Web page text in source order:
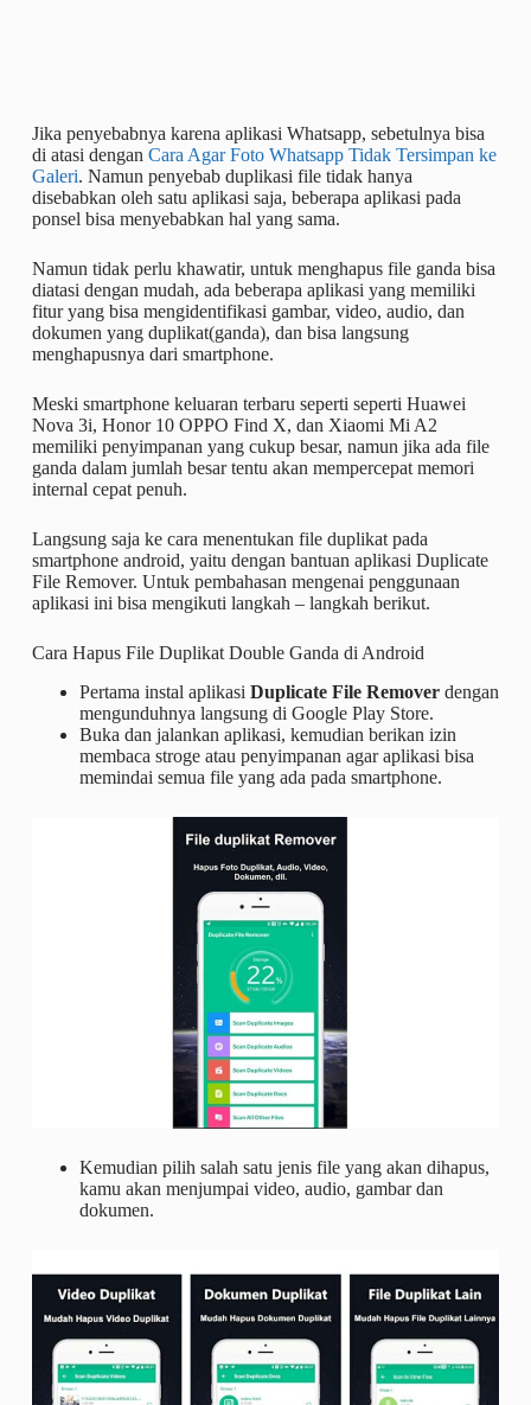
Jika penyebabnya karena aplikasi Whatsapp, sebetulnya bisa
di atasi dengan Cara Agar Foto Whatsapp Tidak Tersimpan ke
Galeri. Namun penyebab duplikasi file tidak hanya
disebabkan oleh satu aplikasi saja, beberapa aplikasi pada
ponsel bisa menyebabkan hal yang sama.
Namun tidak perlu khawatir, untuk menghapus file ganda bisa
diatasi dengan mudah, ada beberapa aplikasi yang memiliki
fitur yang bisa mengidentifikasi gambar, video, audio, dan
dokumen yang duplikat(ganda), dan bisa langsung
menghapusnya dari smartphone.
Meski smartphone keluaran terbaru seperti seperti Huawei
Nova 3i, Honor 10 OPPO Find X, dan Xiaomi Mi A2
memiliki penyimpanan yang cukup besar, namun jika ada file
ganda dalam jumlah besar tentu akan mempercepat memori
internal cepat penuh.
Langsung saja ke cara menentukan file duplikat pada
smartphone android, yaitu dengan bantuan aplikasi Duplicate
File Remover. Untuk pembahasan mengenai penggunaan
aplikasi ini bisa mengikuti langkah – langkah berikut.
Cara Hapus File Duplikat Double Ganda di Android
Pertama instal aplikasi Duplicate File Removerdengan
mengunduhnya langsung di Google Play Store.
Buka dan jalankan aplikasi, kemudian berikan izin
membaca stroge atau penyimpanan agar aplikasi bisa
memindai semua file yang ada pada smartphone.
Kemudian pilih salah satu jenis file yang akan dihapus,
kamu akan menjumpai video, audio, gambar dan
dokumen.